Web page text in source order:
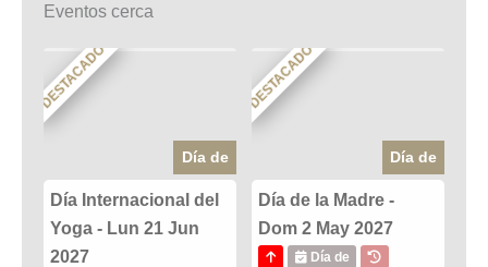
Eventos cerca
DESTACADO
Día de
Día Internacional del
Yoga - Lun 21 Jun
2027
DESTACADO
Día de
Día de la Madre -
Dom 2 May 2027
Día de